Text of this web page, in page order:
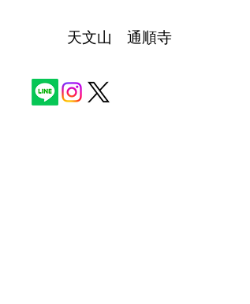
天文山 通順寺